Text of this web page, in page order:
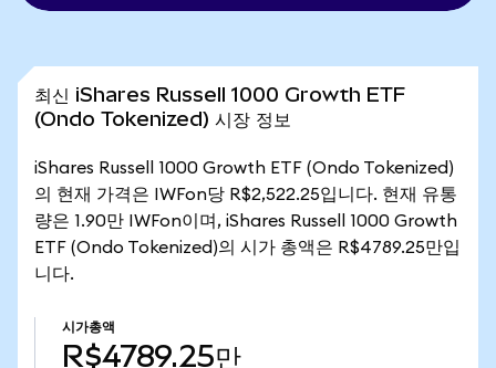
최신 iShares Russell 1000 Growth ETF
(Ondo Tokenized) 시장 정보
iShares Russell 1000 Growth ETF (Ondo Tokenized)
의 현재 가격은 IWFon당 R$2,522.25입니다. 현재 유통
량은 1.90만 IWFon이며, iShares Russell 1000 Growth
ETF (Ondo Tokenized)의 시가 총액은 R$4789.25만입
니다.
시가총액
R$4789.25만